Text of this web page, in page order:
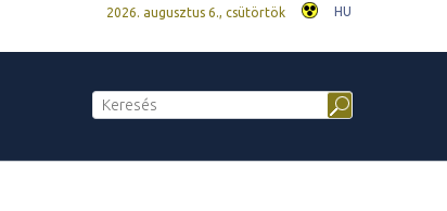
2026. augusztus 6., csütörtök HU